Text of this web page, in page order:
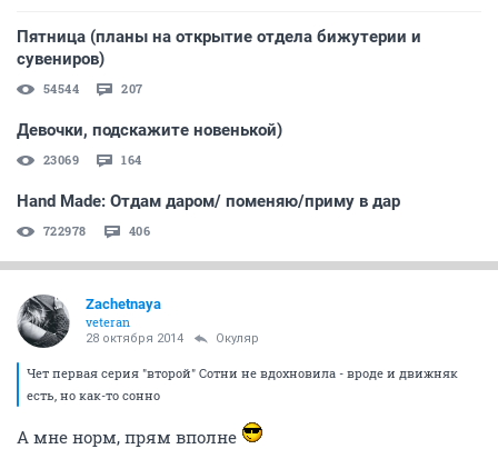
Пятница (планы на открытие отдела бижутерии и
сувениров)
54544 207
Девочки, подскажите новенькой)
23069 164
Hand Made: Отдам даром/ поменяю/приму в дар
722978 406
Zachetnaya
veteran
28 октября 2014 Окуляр
Чет первая серия "второй" Сотни не вдохновила - вроде и движняк
есть, но как-то сонно
А мне норм, прям вполне